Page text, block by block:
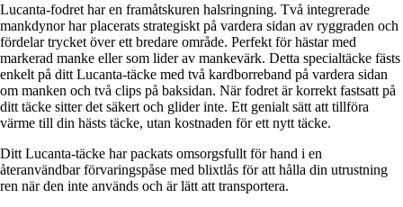
Lucanta-fodret har en framåtskuren halsringning. Två integrerade
mankdynor har placerats strategiskt på vardera sidan av ryggraden och
fördelar trycket över ett bredare område. Perfekt för hästar med
markerad manke eller som lider av mankevärk. Detta specialtäcke fästs
enkelt på ditt Lucanta-täcke med två kardborreband på vardera sidan
om manken och två clips på baksidan. När fodret är korrekt fastsatt på
ditt täcke sitter det säkert och glider inte. Ett genialt sätt att tillföra
värme till din hästs täcke, utan kostnaden för ett nytt täcke.
Ditt Lucanta-täcke har packats omsorgsfullt för hand i en
återanvändbar förvaringspåse med blixtlås för att hålla din utrustning
ren när den inte används och är lätt att transportera.